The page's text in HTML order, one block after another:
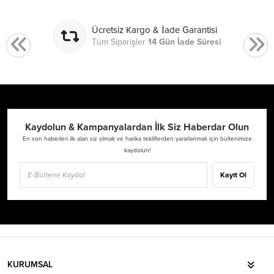
Ücretsiz Kargo & İade Garantisi
Tüm Siparişler14 Gün İade Süresi
Kaydolun & Kampanyalardan İlk Siz Haberdar Olun
En son haberleri ilk alan siz olmak ve harika tekliflerden yararlanmak için bültenimize
kaydolun!
Kayıt Ol
KURUMSAL